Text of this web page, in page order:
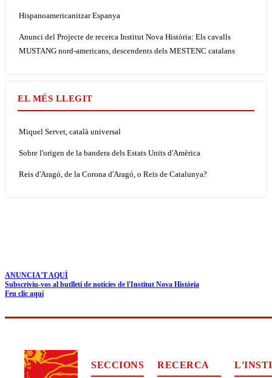
Hispanoamericanitzar Espanya
Anunci del Projecte de recerca Institut Nova Història: Els cavalls
MUSTANG nord-americans, descendents dels MESTENC catalans
EL MÉS LLEGIT
Miquel Servet, català universal
Sobre l'origen de la bandera dels Estats Units d'Amèrica
Reis d'Aragó, de la Corona d'Aragó, o Reis de Catalunya?
ANUNCIA'T AQUÍ
Subscriviu-vos al butlletí de notícies de l'Institut Nova Història
Feu clic aquí
SECCIONS RECERCA